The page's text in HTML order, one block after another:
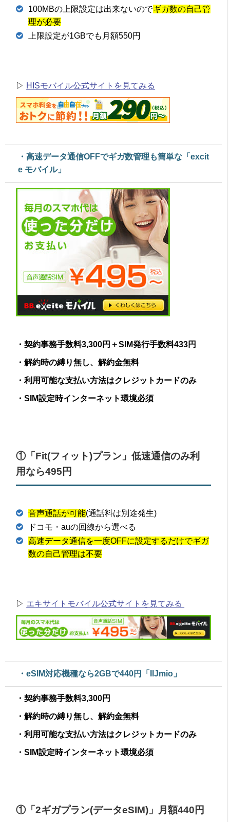
100MBの上限設定は出来ないのでギガ数の自己管
理が必要
上限設定が1GBでも月額550円
▷ HISモバイル公式サイトを見てみる
・高速データ通信OFFでギガ数管理も簡単な「excit
e モバイル」
・契約事務手数料3,300円＋SIM発行手数料433円
・解約時の縛り無し、解約金無料
・利用可能な支払い方法はクレジットカードのみ
・SIM設定時インターネット環境必須
①「Fit(フィット)プラン」低速通信のみ利
用なら495円
音声通話が可能(通話料は別途発生)
ドコモ・auの回線から選べる
高速データ通信を一度OFFに設定するだけでギガ
数の自己管理は不要
▷ エキサイトモバイル公式サイトを見てみる
・eSIM対応機種なら2GBで440円「IIJmio」
・契約事務手数料3,300円
・解約時の縛り無し、解約金無料
・利用可能な支払い方法はクレジットカードのみ
・SIM設定時インターネット環境必須
①「2ギガプラン(データeSIM)」月額440円